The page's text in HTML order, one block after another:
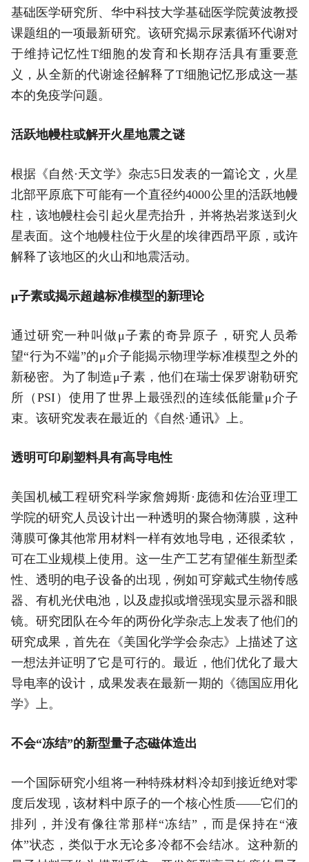
基础医学研究所、华中科技大学基础医学院黄波教授
课题组的一项最新研究。该研究揭示尿素循环代谢对
于维持记忆性T细胞的发育和长期存活具有重要意
义，从全新的代谢途径解释了T细胞记忆形成这一基
本的免疫学问题。
活跃地幔柱或解开火星地震之谜
根据《自然·天文学》杂志5日发表的一篇论文，火星
北部平原底下可能有一个直径约4000公里的活跃地幔
柱，该地幔柱会引起火星壳抬升，并将热岩浆送到火
星表面。这个地幔柱位于火星的埃律西昂平原，或许
解释了该地区的火山和地震活动。
μ子素或揭示超越标准模型的新理论
通过研究一种叫做μ子素的奇异原子，研究人员希
望“行为不端”的μ介子能揭示物理学标准模型之外的
新秘密。为了制造μ子素，他们在瑞士保罗谢勒研究
所（PSI）使用了世界上最强烈的连续低能量μ介子
束。该研究发表在最近的《自然·通讯》上。
透明可印刷塑料具有高导电性
美国机械工程研究科学家詹姆斯·庞德和佐治亚理工
学院的研究人员设计出一种透明的聚合物薄膜，这种
薄膜可像其他常用材料一样有效地导电，还很柔软，
可在工业规模上使用。这一生产工艺有望催生新型柔
性、透明的电子设备的出现，例如可穿戴式生物传感
器、有机光伏电池，以及虚拟或增强现实显示器和眼
镜。研究团队在今年的两份化学杂志上发表了他们的
研究成果，首先在《美国化学学会杂志》上描述了这
一想法并证明了它是可行的。最近，他们优化了最大
导电率的设计，成果发表在最新一期的《德国应用化
学》上。
不会“冻结”的新型量子态磁体造出
一个国际研究小组将一种特殊材料冷却到接近绝对零
度后发现，该材料中原子的一个核心性质——它们的
排列，并没有像往常那样“冻结”，而是保持在“液
体”状态，类似于水无论多冷都不会结冰。这种新的